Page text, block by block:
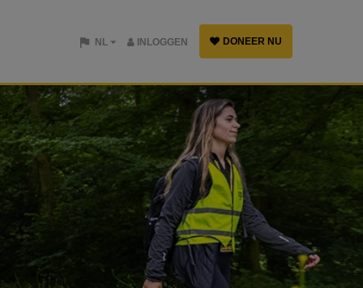
DONEER NU
INLOGGEN
NL